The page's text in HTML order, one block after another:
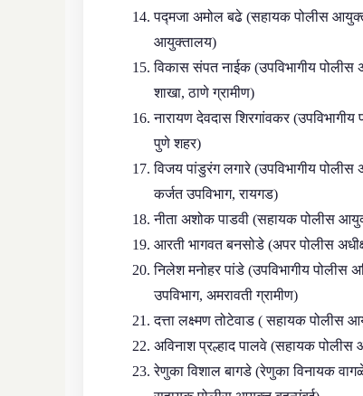
पद्मजा अमोल बढे (सहायक पोलीस
आयुक्तालय)
विकास संपत नाईक (उपविभागीय पोलीस
शाखा, ठाणे ग्रामीण)
नारायण देवदास शिरगांवकर
पुणे शहर)
विजय पांडुरंग लगारे (उपविभागीय पोलीस
कर्जत उपविभाग, रायगड)
नीता अशोक पाडवी (सहायक पोलीस
आरती भागवत बनसोडे (अपर पोलीस
निलेश मनोहर पांडे (उपविभागीय पोलीस
उपविभाग, अमरावती ग्रामीण)
दत्ता लक्ष्मण तोटेवाड ( सहायक
अविनाश प्रल्हाद पालवे (सहायक
रेणुका विशाल बागडे (रेणुका विनायक